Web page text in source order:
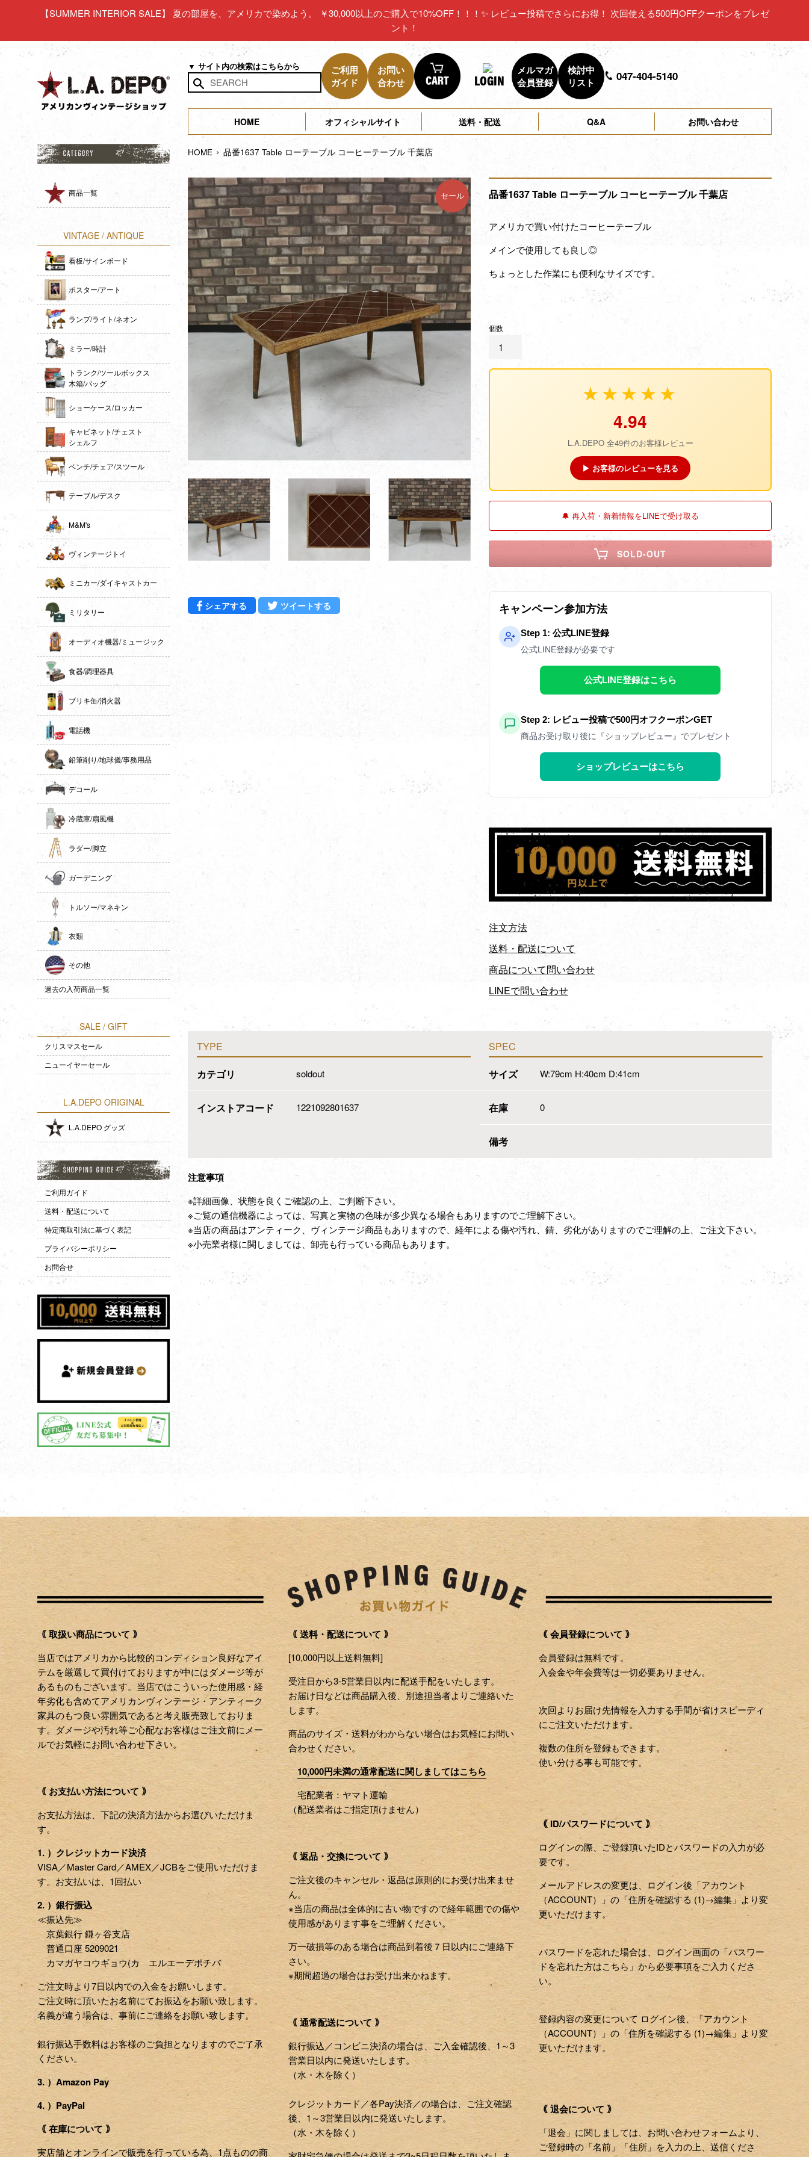
【SUMMER INTERIOR SALE】 夏の部屋を、アメリカで染めよう。 ￥30,000以上のご購入で10%OFF！！！✨ レビュー投稿でさらにお得！ 次回使える500円OFFクーポンをプレゼ
ント！
▼ サイト内の検索はこちらから
検
索
る
ご利用
ガイド
お問い
合わせ
LOGIN
メルマガ
会員登録
検討中
リスト
047-404-5140
HOME オフィシャルサイト 送料・配送 Q&A お問い合わせ
商品一覧
VINTAGE / ANTIQUE
看板/サインボード
ポスター/アート
ランプ/ライト/ネオン
ミラー/時計
トランク/ツールボックス
木箱/バッグ
ショーケース/ロッカー
キャビネット/チェスト
シェルフ
ベンチ/チェア/スツール
テーブル/デスク
M&M's
ヴィンテージトイ
ミニカー/ダイキャストカー
ミリタリー
オーディオ機器/ミュージック
食器/調理器具
ブリキ缶/消火器
電話機
鉛筆削り/地球儀/事務用品
デコール
冷蔵庫/扇風機
ラダー/脚立
ガーデニング
トルソー/マネキン
衣類
その他
過去の入荷商品一覧
SALE / GIFT
クリスマスセール
ニューイヤーセール
L.A.DEPO ORIGINAL
L.A.DEPO グッズ
ご利用ガイド
送料・配送について
特定商取引法に基づく表記
プライバシーポリシー
お問合せ
HOME › 品番1637 Table ローテーブル コーヒーテーブル 千葉店
セール
シェアする Facebookでシェアする
ツイートする
品番1637 Table ローテーブル コーヒーテーブル 千葉店
アメリカで買い付けたコーヒーテーブル
メインで使用しても良し◎
ちょっとした作業にも便利なサイズです。
個数
★★★★★
4.94
L.A.DEPO 全49件のお客様レビュー
▶ お客様のレビューを見る
🔔 再入荷・新着情報をLINEで受け取る
SOLD-OUT
キャンペーン参加方法
Step 1: 公式LINE登録
公式LINE登録が必要です
公式LINE登録はこちら
Step 2: レビュー投稿で500円オフクーポンGET
商品お受け取り後に『ショップレビュー』でプレゼント
ショップレビューはこちら
注文方法
送料・配送について
商品について問い合わせ
LINEで問い合わせ
TYPE
カテゴリ
soldout
インストアコード 1221092801637
SPEC
サイズ
W:79cm H:40cm D:41cm
在庫 0
備考
注意事項
※詳細画像、状態を良くご確認の上、ご判断下さい。
※ご覧の通信機器によっては、写真と実物の色味が多少異なる場合もありますのでご理解下さい。
※当店の商品はアンティーク、ヴィンテージ商品もありますので、経年による傷や汚れ、錆、劣化がありますのでご理解の上、ご注文下さい。
※小売業者様に関しましては、卸売も行っている商品もあります。
｟ 取扱い商品について ｠
当店ではアメリカから比較的コンディション良好なアイ
テムを厳選して買付けておりますが中にはダメージ等が
あるものもございます。当店ではこういった使用感・経
年劣化も含めてアメリカンヴィンテージ・アンティーク
家具のもつ良い雰囲気であると考え販売致しておりま
す。ダメージや汚れ等ご心配なお客様はご注文前にメー
ルでお気軽にお問い合わせ下さい。
｟ お支払い方法について ｠
お支払方法は、下記の決済方法からお選びいただけま
す。
1. ）クレジットカード決済
VISA／Master Card／AMEX／JCBをご使用いただけま
す。お支払いは、1回払い
2. ）銀行振込
≪振込先≫
京葉銀行 鎌ヶ谷支店
普通口座 5209021
カマガヤコウギョウ(カ エルエーデポチバ
ご注文時より7日以内での入金をお願いします。
ご注文時に頂いたお名前にてお振込をお願い致します。
名義が違う場合は、事前にご連絡をお願い致します。
銀行振込手数料はお客様のご負担となりますのでご了承
ください。
3. ）Amazon Pay
4. ）PayPal
｟ 在庫について ｠
実店舗とオンラインで販売を行っている為、1点ものの商
｟ 送料・配送について ｠
[10,000円以上送料無料]
受注日から3-5営業日以内に配送手配をいたします。
お届け日などは商品購入後、別途担当者よりご連絡いた
します。
商品のサイズ・送料がわからない場合はお気軽にお問い
合わせください。
10,000円未満の通常配送に関しましてはこちら
宅配業者：ヤマト運輸
（配送業者はご指定頂けません）
｟ 返品・交換について ｠
ご注文後のキャンセル・返品は原則的にお受け出来ませ
ん。
※当店の商品は全体的に古い物ですので経年範囲での傷や
使用感があります事をご理解ください。
万一破損等のある場合は商品到着後７日以内にご連絡下
さい。
※期間超過の場合はお受け出来かねます。
｟ 通常配送について ｠
銀行振込／コンビニ決済の場合は、ご入金確認後、1～3
営業日以内に発送いたします。
（水・木を除く）
クレジットカード／各Pay決済／の場合は、ご注文確認
後、1～3営業日以内に発送いたします。
（水・木を除く）
｟ 会員登録について ｠
会員登録は無料です。
入会金や年会費等は一切必要ありません。
次回よりお届け先情報を入力する手間が省けスピーディ
にご注文いただけます。
複数の住所を登録もできます。
使い分ける事も可能です。
｟ ID/パスワードについて ｠
ログインの際、ご登録頂いたIDとパスワードの入力が必
要です。
メールアドレスの変更は、ログイン後「アカウント
（ACCOUNT）」の「住所を確認する (1)→編集」より変
更いただけます。
パスワードを忘れた場合は、ログイン画面の「パスワー
ドを忘れた方はこちら」から必要事項をご入力くださ
い。
登録内容の変更について ログイン後、「アカウント
（ACCOUNT）」の「住所を確認する (1)→編集」より変
更いただけます。
｟ 退会について ｠
「退会」に関しましては、お問い合わせフォームより、
ご登録時の「名前」「住所」を入力の上、送信くださ